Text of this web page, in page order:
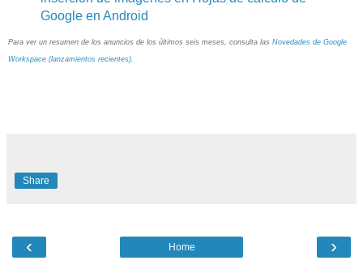
Google en Android
Para ver un resumen de los anuncios de los últimos seis meses, consulta las Novedades de Google
Workspace (lanzamientos recientes)
Share
‹ ›
Home